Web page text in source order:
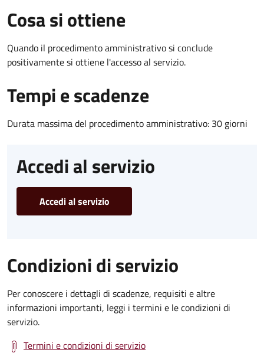
Cosa si ottiene
Quando il procedimento amministrativo si conclude
positivamente si ottiene l'accesso al servizio.
Tempi e scadenze
Durata massima del procedimento amministrativo: 30 giorni
Accedi al servizio
Accedi al servizio
Condizioni di servizio
Per conoscere i dettagli di scadenze, requisiti e altre
informazioni importanti, leggi i termini e le condizioni di
servizio.
Termini e condizioni di servizio